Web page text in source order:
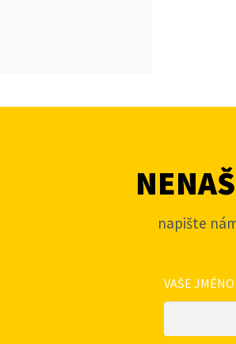
napište
VAŠE JMÉNO